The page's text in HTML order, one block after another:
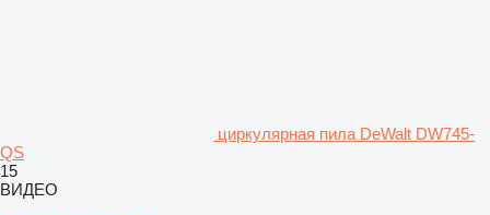
циркулярная пила DeWalt DW745-
QS
15
ВИДЕО